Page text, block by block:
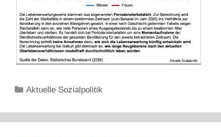
Kategorien
Aktuelle Sozialpolitik